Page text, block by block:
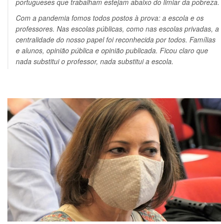
Com a pandemia fomos todos postos à prova: a escola e os
professores. Nas escolas públicas, como nas escolas privadas, a
centralidade do nosso papel foi reconhecida por todos. Famílias
e alunos, opinião pública e opinião publicada. Ficou claro que
nada substitui o professor, nada substitui a escola.